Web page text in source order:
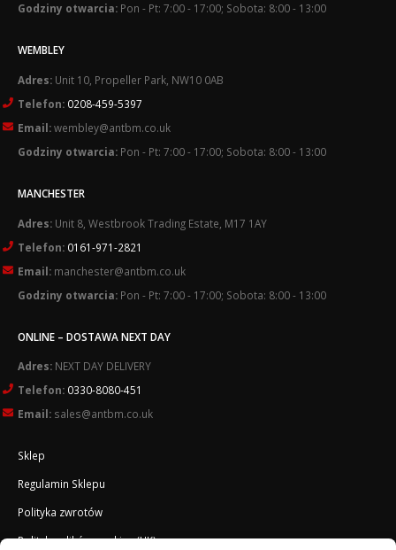
Godziny otwarcia: Pon - Pt: 7:00 - 17:00; Sobota: 8:00 - 13:00
WEMBLEY
Adres: Unit 10, Propeller Park, NW10 0AB
Telefon: 0208-459-5397
Email:wembley@antbm.co.uk
Godziny otwarcia: Pon - Pt: 7:00 - 17:00; Sobota: 8:00 - 13:00
MANCHESTER
Adres: Unit 8, Westbrook Trading Estate, M17 1AY
Telefon: 0161-971-2821
Email: manchester@antbm.co.uk
Godziny otwarcia: Pon - Pt: 7:00 - 17:00; Sobota: 8:00 - 13:00
ONLINE – DOSTAWA NEXT DAY
Adres: NEXT DAY DELIVERY
Telefon: 0330-8080-451
Email: sales@antbm.co.uk
Sklep
Regulamin Sklepu
Polityka zwrotów
Polityka plików cookies (UK)